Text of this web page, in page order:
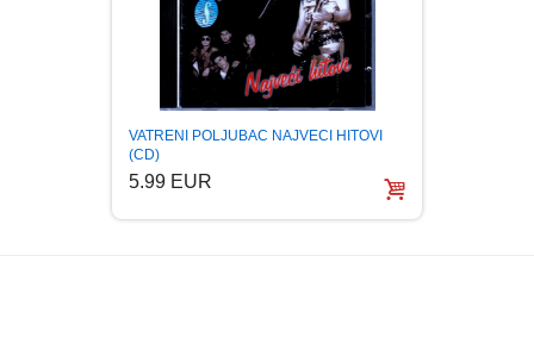
VATRENI POLJUBAC NAJVECI HITOVI
(CD)
5.99 EUR